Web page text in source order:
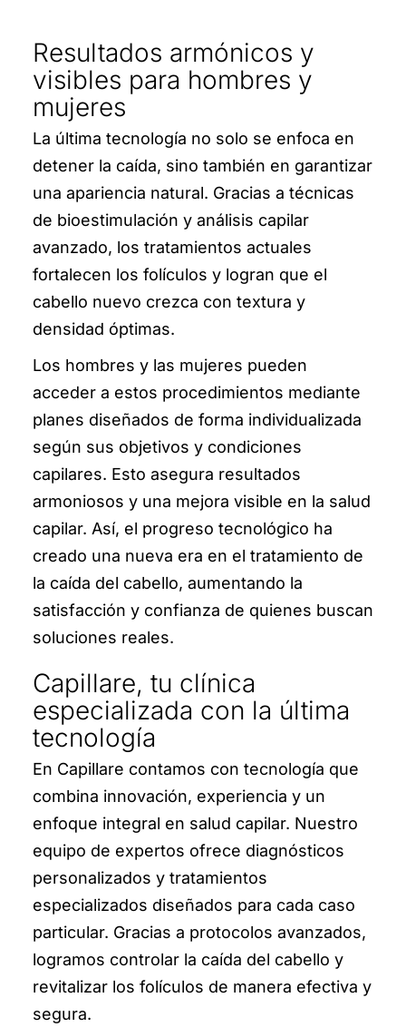
Resultados armónicos y
visibles para hombres y
mujeres
La última tecnología no solo se enfoca en
detener la caída, sino también en garantizar
una apariencia natural. Gracias a técnicas
de bioestimulación y análisis capilar
avanzado, los tratamientos actuales
fortalecen los folículos y logran que el
cabello nuevo crezca con textura y
densidad óptimas.
Los hombres y las mujeres pueden
acceder a estos procedimientos mediante
planes diseñados de forma individualizada
según sus objetivos y condiciones
capilares. Esto asegura resultados
armoniosos y una mejora visible en la salud
capilar. Así, el progreso tecnológico ha
creado una nueva era en el tratamiento de
la caída del cabello, aumentando la
satisfacción y confianza de quienes buscan
soluciones reales.
Capillare, tu clínica
especializada con la última
tecnología
En Capillare contamos con tecnología que
combina innovación, experiencia y un
enfoque integral en salud capilar. Nuestro
equipo de expertos ofrece diagnósticos
personalizados y tratamientos
especializados diseñados para cada caso
particular. Gracias a protocolos avanzados,
logramos controlar la caída del cabello y
revitalizar los folículos de manera efectiva y
segura.